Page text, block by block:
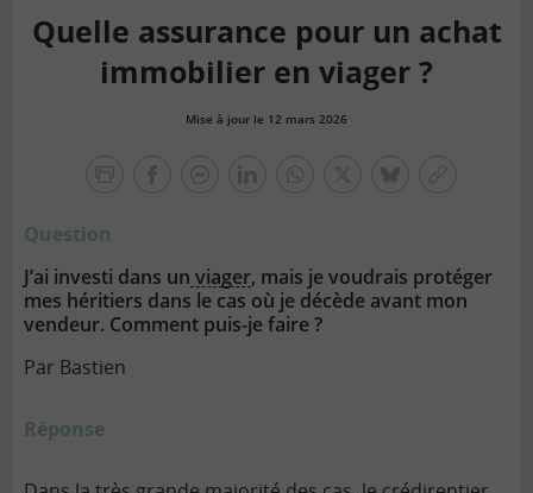
Quelle assurance pour un achat
immobilier en viager ?
Mise à jour le 12 mars 2026
Question
J’ai investi dans un viager, mais je voudrais protéger
mes héritiers dans le cas où je décède avant mon
vendeur. Comment puis-je faire ?
Par Bastien
Réponse